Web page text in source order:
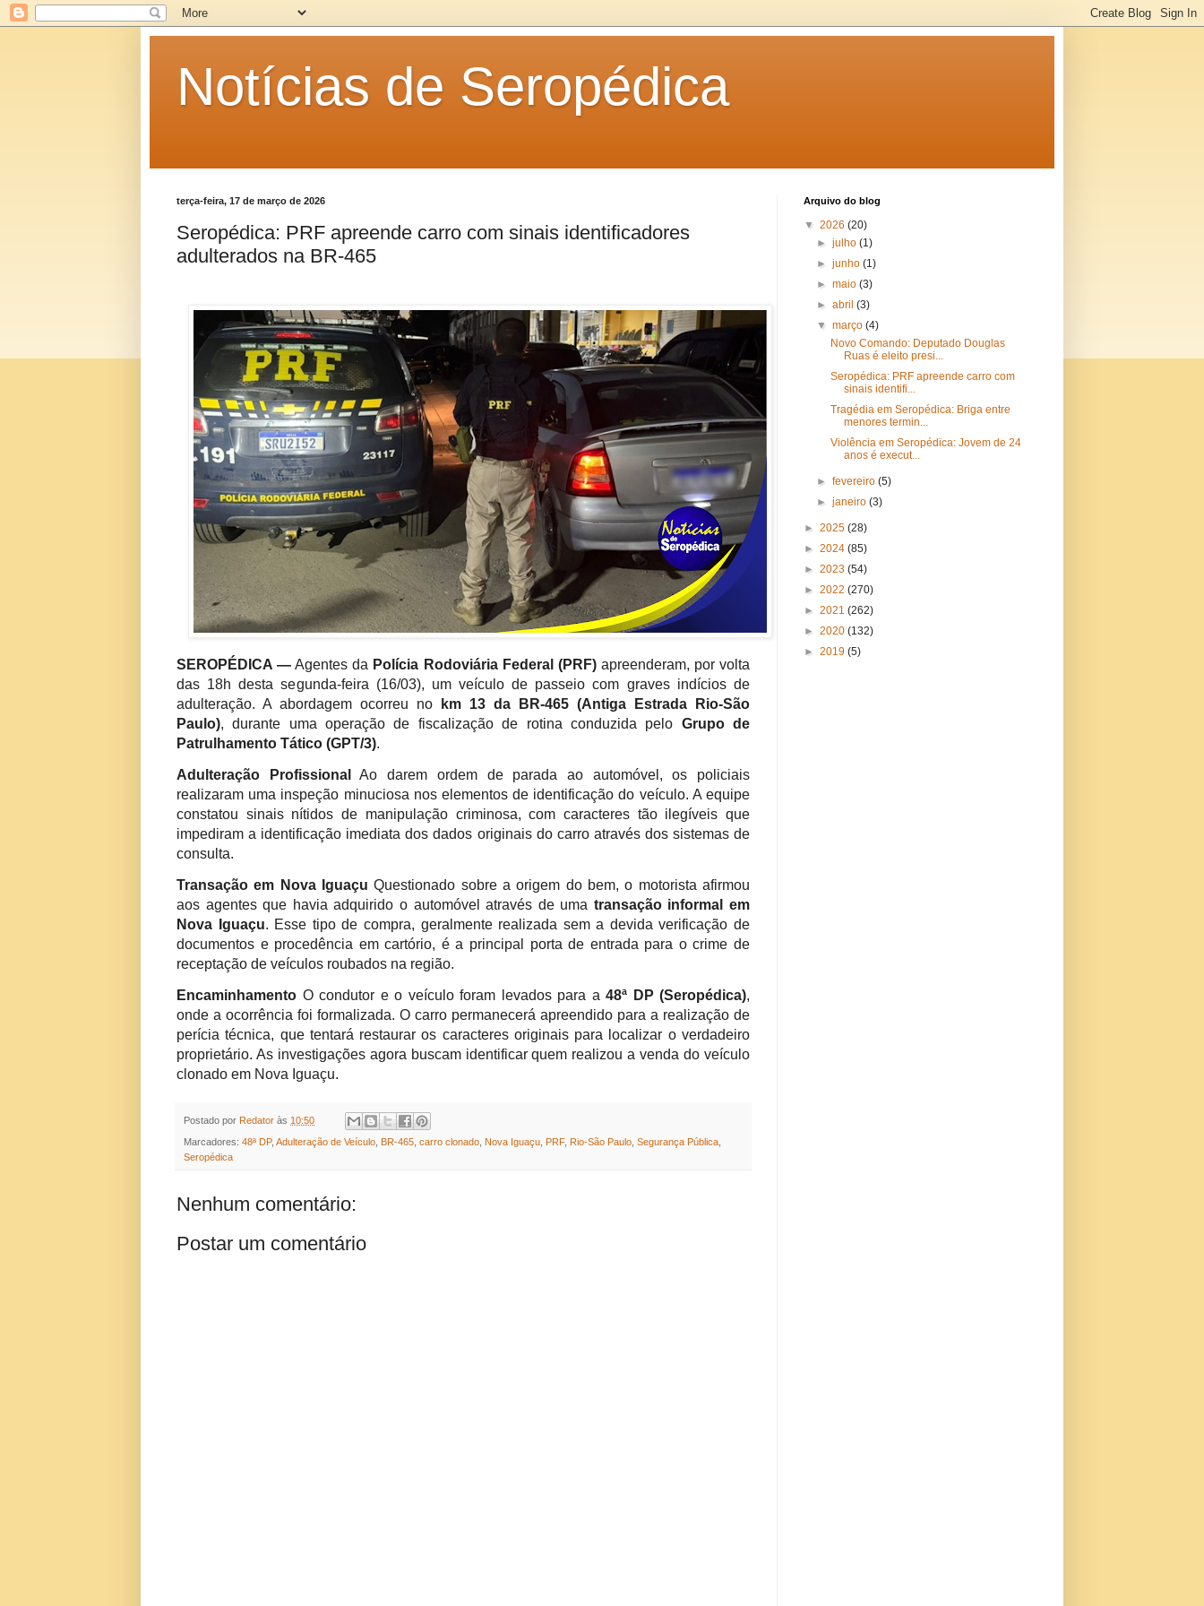
Notícias de Seropédica
terça-feira, 17 de março de 2026
Seropédica: PRF apreende carro com sinais identificadores
adulterados na BR-465
SEROPÉDICA — Agentes da Polícia Rodoviária Federal (PRF)apreenderam, por volta
das 18h desta segunda-feira (16/03), um veículo de passeio com graves indícios de
adulteração. A abordagem ocorreu no
km 13 da BR-465 (Antiga Estrada Rio-São
Paulo), durante uma operação de fiscalização de rotina conduzida pelo Grupo de
Patrulhamento Tático (GPT/3).
Adulteração Profissional
Ao darem ordem de parada ao automóvel, os policiais
realizaram uma inspeção minuciosa nos elementos de identificação do veículo. A equipe
constatou sinais nítidos de manipulação criminosa, com caracteres tão ilegíveis que
impediram a identificação imediata dos dados originais do carro através dos sistemas de
consulta.
Transação em Nova Iguaçu Questionado sobre a origem do bem, o motorista afirmou
aos agentes que havia adquirido o automóvel através de uma transação informal em
Nova Iguaçu. Esse tipo de compra, geralmente realizada sem a devida verificação de
documentos e procedência em cartório, é a principal porta de entrada para o crime de
receptação de veículos roubados na região.
Encaminhamento O condutor e o veículo foram levados para a 48ª DP (Seropédica),
onde a ocorrência foi formalizada. O carro permanecerá apreendido para a realização de
perícia técnica, que tentará restaurar os caracteres originais para localizar o verdadeiro
proprietário. As investigações agora buscam identificar quem realizou a venda do veículo
clonado em Nova Iguaçu.
Postado por Redator às 10:50
Marcadores: 48ª DP, Adulteração de Veículo BR-465 carro clonado Nova Iguaçu PRF, Rio-São Paulo Segurança Pública
Seropédica
Nenhum comentário:
Postar um comentário
Arquivo do blog
▼ 2026 (20)
►julho(1)
►junho(1)
►maio(3)
►abril(3)
▼março(4)
Novo Comando: Deputado Douglas
Ruas é eleito presi...
Seropédica: PRF apreende carro com
sinais identifi...
Tragédia em Seropédica: Briga entre
menores termin...
Violência em Seropédica: Jovem de 24
anos é execut...
►fevereiro(5)
►janeiro(3)
► 2025 (28)
► 2024 (85)
► 2023 (54)
► 2022 (270)
► 2021 (262)
► 2020 (132)
► 2019 (5)